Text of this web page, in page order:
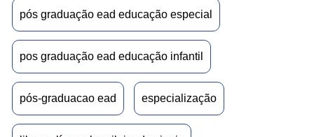
pós graduação ead educação especial
pos graduação ead educação infantil
pós-graduacao ead especialização